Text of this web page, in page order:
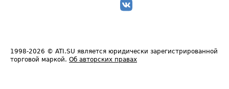
1998-2026 © ATI.SU является юридически зарегистрированной
торговой маркой. Об авторских правах